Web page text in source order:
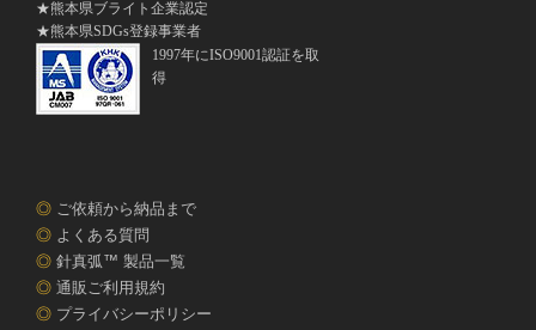
★熊本県ブライト企業認定
★熊本県SDGs登録事業者
1997年にISO9001認証を取
得
◎ ご依頼から納品まで
◎ よくある質問
◎ 針真弧™ 製品一覧
◎ 通販ご利用規約
◎ プライバシーポリシー